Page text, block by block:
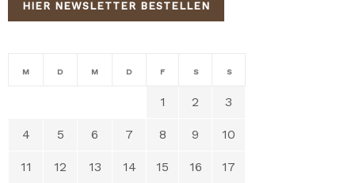
HIER NEWSLETTER BESTELLEN
M D M D F S S
1 2 3
4 5 6 7 8 9 10
11 12 13 14 15 16 17